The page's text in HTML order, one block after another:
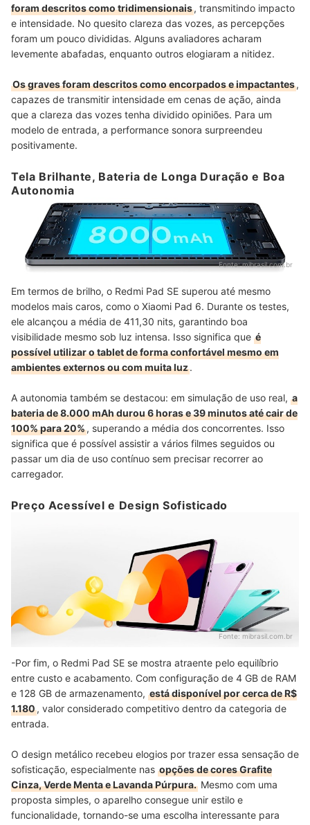
foram descritos como tridimensionais, transmitindo impacto
e intensidade. No quesito clareza das vozes, as percepções
foram um pouco divididas. Alguns avaliadores acharam
levemente abafadas, enquanto outros elogiaram a nitidez.
Os graves foram descritos como encorpados e impactantes,
capazes de transmitir intensidade em cenas de ação, ainda
que a clareza das vozes tenha dividido opiniões. Para um
modelo de entrada, a performance sonora surpreendeu
positivamente.
Tela Brilhante, Bateria de Longa Duração e Boa
Autonomia
Fonte:mibrasil.com.br
Em termos de brilho, o Redmi Pad SE superou até mesmo
modelos mais caros, como o Xiaomi Pad 6. Durante os testes,
ele alcançou a média de 411,30 nits, garantindo boa
visibilidade mesmo sob luz intensa. Isso significa que é
possível utilizar o tablet de forma confortável mesmo em
ambientes externos ou com muita luz.
A autonomia também se destacou: em simulação de uso real, a
bateria de 8.000 mAh durou 6 horas e 39 minutos até cair de
100% para 20%, superando a média dos concorrentes. Isso
significa que é possível assistir a vários filmes seguidos ou
passar um dia de uso contínuo sem precisar recorrer ao
carregador.
Preço Acessível e Design Sofisticado
Fonte: mibrasil.com.br
-Por fim, o Redmi Pad SE se mostra atraente pelo equilíbrio
entre custo e acabamento. Com configuração de 4 GB de RAM
e 128 GB de armazenamento, está disponível por cerca de R$
1.180, valor considerado competitivo dentro da categoria de
entrada.
O design metálico recebeu elogios por trazer essa sensação de
sofisticação, especialmente nas opções de cores Grafite
Cinza, Verde Menta e Lavanda Púrpura. Mesmo com uma
proposta simples, o aparelho consegue unir estilo e
funcionalidade, tornando-se uma escolha interessante para